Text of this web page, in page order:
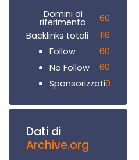
Domini di
riferimento
60
Backlinks totali
116
Follow
60
No Follow
60
Sponsorizzati0
Dati di
Archive.org